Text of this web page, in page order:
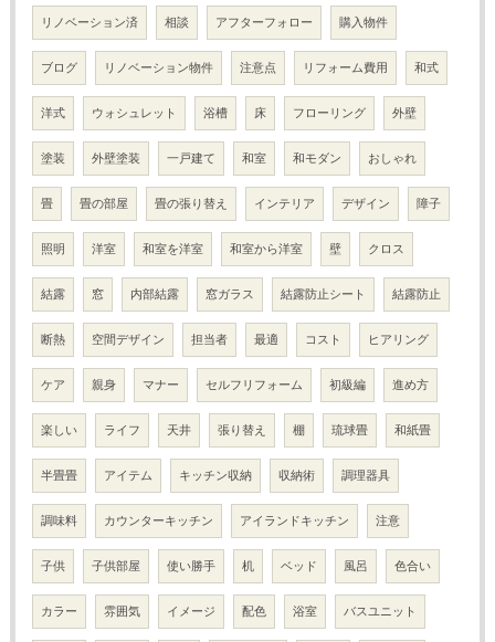
リノベーション済 相談 アフターフォロー 購入物件
ブログ リノベーション物件 注意点 リフォーム費用 和式
洋式 ウォシュレット 浴槽 床 フローリング 外壁
塗装 外壁塗装 一戸建て 和室 和モダン おしゃれ
畳 畳の部屋 畳の張り替え インテリア デザイン 障子
照明 洋室 和室を洋室 和室から洋室 壁 クロス
結露 窓 内部結露 窓ガラス 結露防止シート 結露防止
断熱 空間デザイン 担当者 最適 コスト ヒアリング
ケア 親身 マナー セルフリフォーム 初級編 進め方
楽しい ライフ 天井 張り替え 棚 琉球畳 和紙畳
半畳畳 アイテム キッチン収納 収納術 調理器具
調味料 カウンターキッチン アイランドキッチン 注意
子供 子供部屋 使い勝手 机 ベッド 風呂 色合い
カラー 雰囲気 イメージ 配色 浴室 バスユニット